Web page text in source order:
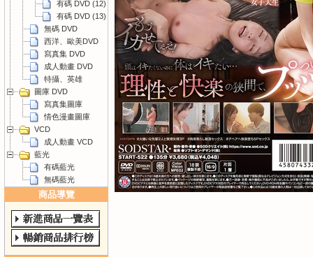
有碼 DVD (12)
有碼 DVD (13)
無碼 DVD
西洋、歐美DVD
寫真集 DVD
成人動畫 DVD
特攝、英雄
圖庫 DVD
寫真集圖庫
情色漫畫圖庫
VCD
成人動畫 VCD
藍光
有碼藍光
無碼藍光
商品導覽